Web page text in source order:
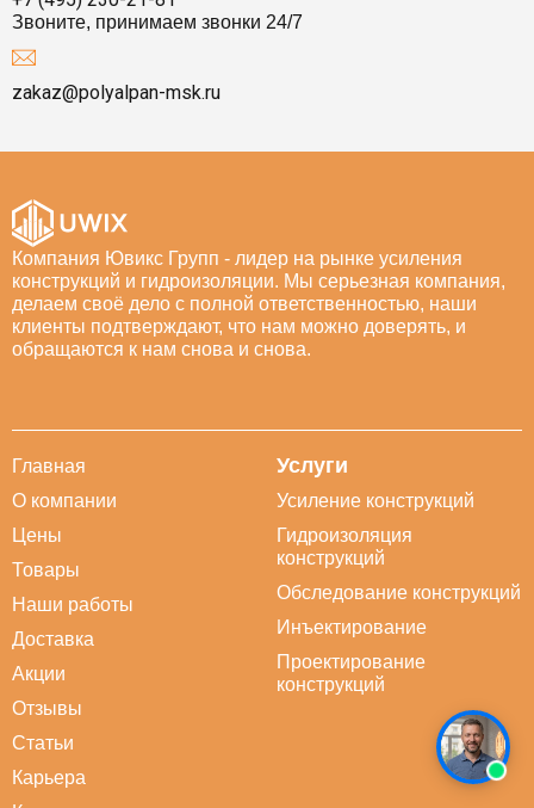
Звоните, принимаем звонки 24/7
zakaz@polyalpan-msk.ru
Компания Ювикс Групп - лидер на рынке усиления
конструкций и гидроизоляции. Мы серьезная компания,
делаем своё дело с полной ответственностью, наши
клиенты подтверждают, что нам можно доверять, и
обращаются к нам снова и снова.
Главная
О компании
Цены
Товары
Наши работы
Доставка
Акции
Отзывы
Статьи
Карьера
Услуги
Усиление конструкций
Гидроизоляция
конструкций
Обследование конструкций
Инъектирование
Проектирование
конструкций